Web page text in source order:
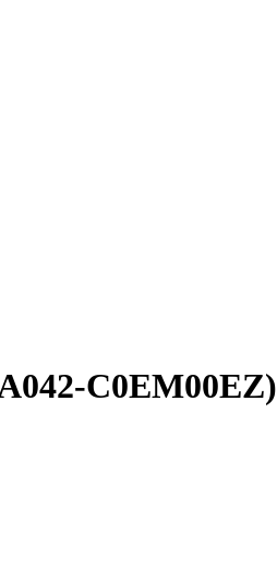
C0EM00EZ)